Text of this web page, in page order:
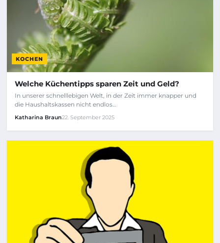
KOCHEN
Welche Küchentipps sparen Zeit und Geld?
In unserer schnelllebigen Welt, in der Zeit immer knapper und
die Haushaltskassen nicht endlos…
Katharina Braun22. September 2025